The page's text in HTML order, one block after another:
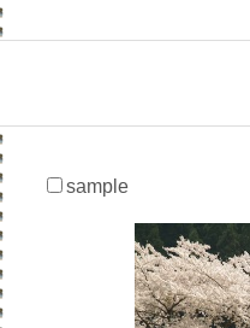
sample